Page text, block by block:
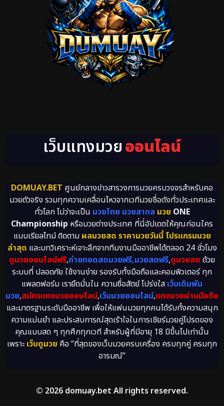
เว็บแทงมวยออนไลน์
DOMUAY.BET ศูนย์กลางข่าวสารวงการมวยครบวงจรสำหรับคอ
มวยตัวจริง รวมทุกความเคลื่อนไหวจากเวทีมวยชื่อดังทั่วประเทศและ
ทั่วโลก ไม่ว่าจะเป็น มวยไทย มวยสากล มวย ONE
Championship หรือมวยต่างประเทศ ที่นี่อัปเดตให้คุณก่อนใคร
แบบเรียลไทม์ ติดตาม ผลมวยสด ราคามวยวันนี้ โปรแกรมมวย
ล่าสุด และบทวิเคราะห์เจาะลึกจากทีมงานมืออาชีพได้ตลอด 24 ชั่วโมง
ดูมวยออนไลน์ฟรี,ถ่ายทอดสดมวยฟรี,มวยสดฟรี,ดูมวยสด ด้วย
ระบบที่ ปลอดภัย ใช้งานง่าย รองรับทั้งมือถือและคอมพิวเตอร์ ทุก
แพลตฟอร์ม เรายึดมั่นใน ความซื่อสัตย์ โปร่งใส เว็บเดิมพัน
มวย,สมัครแทงมวยออนไลน์,เว็บมวยออนไลน์,แทงมวยผ่านมือถือ
และมาตรฐานระดับมืออาชีพ เพื่อให้แฟนมวยทุกคนได้รับทั้งความสนุก
ความแม่นยำ และประสบการณ์สุดเร้าใจในการเชียร์มวยคู่โปรดของ
คุณแบบสด ๆ ทุกศึกทุกเวที สำหรับผู้ที่มีอายุ 18 ปีขึ้นไปเท่านั้น
เพราะเว็บดูมวย คือ “ที่สุดของเว็บมวยครบเครื่อง ครบทุกคู่ ครบทุก
อารมณ์”
© 2026 domuay.bet All rights reserved.